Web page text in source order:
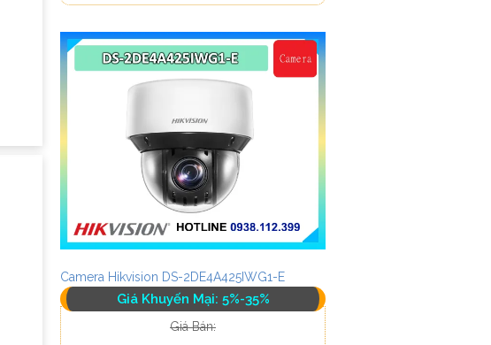
Camera Hikvision DS-2DE4A425IWG1-E
Giá Khuyến Mại: 5%-35%
Giá Bán: